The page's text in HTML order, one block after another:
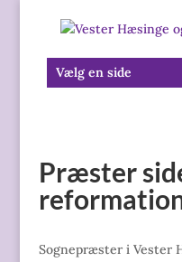
Vælg en side
Præster
Sognepræster i Vester